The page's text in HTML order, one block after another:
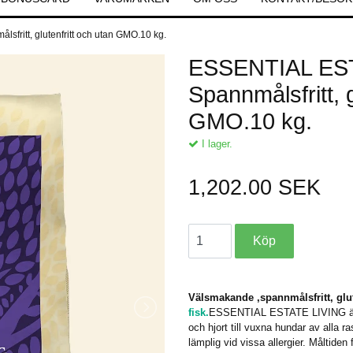
glutenfritt och utan GMO.10 kg.
ESSENTIAL
Spannmålsfritt,
GMO.10 kg.
I lager.
1,202.00 SEK
Välsmakande ,spannmålsfritt,
fisk. ESSENTIAL ESTATE LIVING
och hjort till vuxna hundar av alla
lämplig vid vissa allergier.